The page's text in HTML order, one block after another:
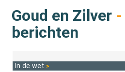
Goud en Zilver -
berichten
In de wet